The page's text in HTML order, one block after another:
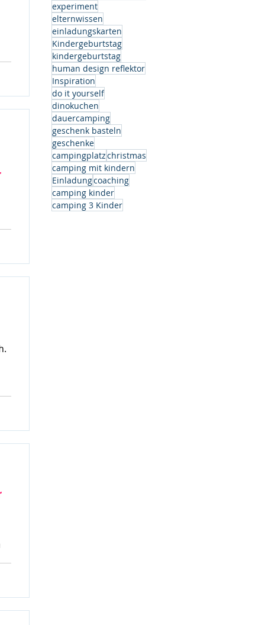
experiment
elternwissen
einladungskarten
Kindergeburtstag
kindergeburtstag
human design reflektor
Inspiration
do it yourself
dinokuchen
dauercamping
geschenk basteln
geschenke
campingplatzchristmas
camping mit kindern
Einladungcoaching
camping kinder
camping 3 Kinder